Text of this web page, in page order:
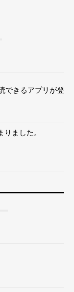
できるアプリが登
ました。